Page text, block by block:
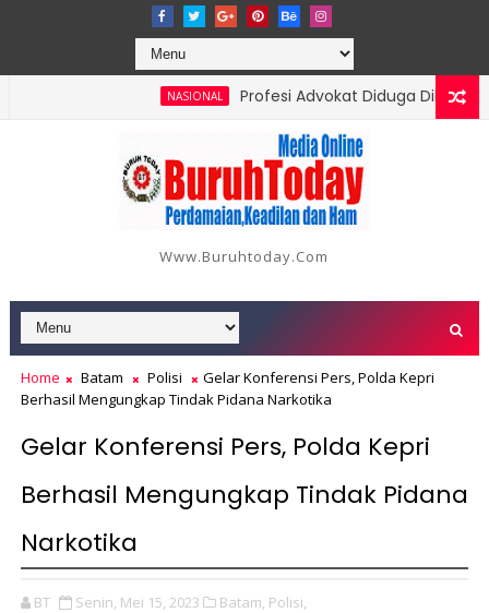
NASIONAL
Profesi Advokat Diduga Dilecehkan
Orang, Berikut Data dan Kronologinya
Www.buruhtoday.com
Home Batam Polisi
Gelar Konferensi Pers, Polda Kepri
Berhasil Mengungkap Tindak Pidana Narkotika
Gelar Konferensi Pers, Polda Kepri
Berhasil Mengungkap Tindak Pidana
Narkotika
BT Senin, Mei 15, 2023 Batam, Polisi,